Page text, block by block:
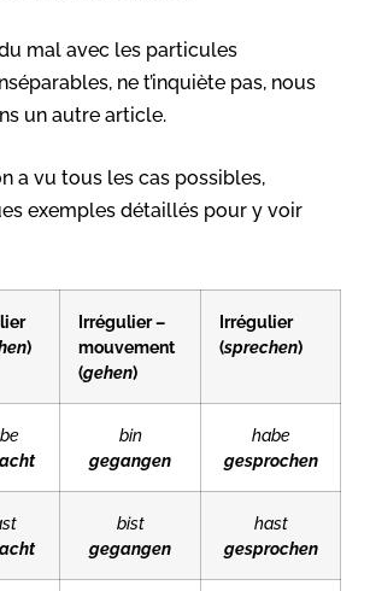
mal avec les particules
ne t’inquiète pas, nous
un autre article.
a vu tous les cas possibles,
exemples détaillés pour y voir
)
Irrégulier –
mouvement
(gehen)
Irrégulier
(sprechen)
bin
gegangen
habe
gesprochen
bist
gegangen
hast
gesprochen